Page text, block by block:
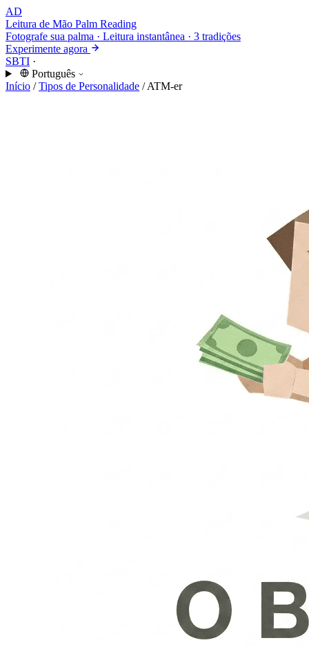
AD
Leitura de Mão Palm Reading
Fotografe sua palma · Leitura instantânea · 3 tradições
Experimente agora
SBTI ·
Português
Início / Tipos de Personalidade / ATM-er